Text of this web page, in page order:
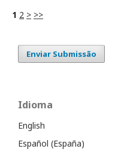
1 2 > >>
Enviar Submissão
Idioma
English
Español (España)